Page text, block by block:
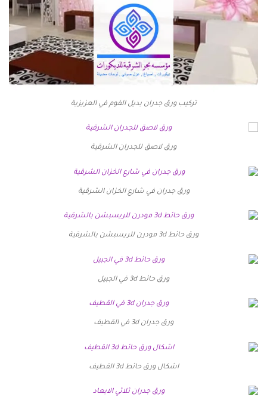
تركيب ورق جدران بديل الفوم في العزيزية
ورق لاصق للجدران الشرقية
ورق جدران في شارع الخزان الشرقية
ورق حائط 3d مودرن للريسبشن بالشرقية
ورق حائط 3d في الجبيل
ورق جدران 3d في القطيف
اشكال ورق حائط 3d القطيف